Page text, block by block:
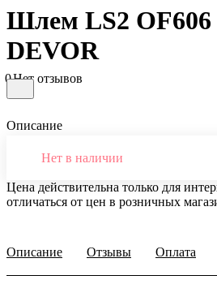
Шлем LS2
DEVOR
0Нет отзывов
Описание
Нет в наличии
Цена действительна только для
отличаться от цен в розничных
Описание Отзывы Оплата